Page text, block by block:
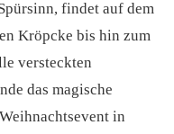
findet auf dem
Kröpcke bis hin zum
versteckten
das magische
in